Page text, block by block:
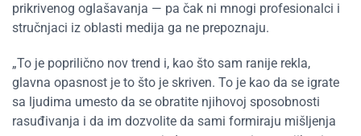
prikrivenog oglašavanja — pa čak ni mnogi profesionalci i
stručnjaci iz oblasti medija ga ne prepoznaju.
„To je poprilično nov trend i, kao što sam ranije rekla,
glavna opasnost je to što je skriven. To je kao da se igrate
sa ljudima umesto da se obratite njihovoj sposobnosti
rasuđivanja i da im dozvolite da sami formiraju mišljenja